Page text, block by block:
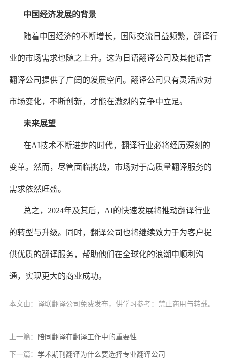
中国经济发展的背景
随着中国经济的不断增长，国际交流日益频繁，翻译行
业的市场需求也随之上升。这为日语翻译公司及其他语言
翻译公司提供了广阔的发展空间。翻译公司只有灵活应对
市场变化，不断创新，才能在激烈的竞争中立足。
未来展望
在AI技术不断进步的时代，翻译行业必将经历深刻的
变革。然而，尽管面临挑战，市场对于高质量翻译服务的
需求依然旺盛。
总之，2024年及其后，AI的快速发展将推动翻译行业
的转型与升级。同时，翻译公司也将继续致力于为客户提
供优质的翻译服务，帮助他们在全球化的浪潮中顺利沟
通，实现更大的商业成功。
本文由：译联翻译公司免费发布，供学习参考：禁止商用与转载。
上一篇： 陪同翻译在翻译工作中的重要性
下一篇： 学术期刊翻译为什么要选择专业翻译公司